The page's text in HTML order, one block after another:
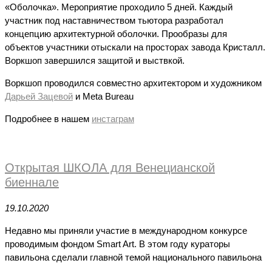
«Оболочка». Мероприятие проходило 5 дней. Каждый
участник под наставничеством тьютора разработал
концепцию архитектурной оболочки. Прообразы для
объектов участники отыскали на просторах завода Кристалл.
Воркшоп завершился защитой и выствкой.
Воркшоп проводился совместно архитектором и художником
Дарьей Зацевой и Meta Bureau
Подробнее в нашем инстаграм
Открытая ШКОЛА для Венецианской
биеннале
19.10.2020
Недавно мы приняли участие в международном конкурсе
проводимым фондом Smart Art. В этом году кураторы
павильона сделали главной темой национального павильона